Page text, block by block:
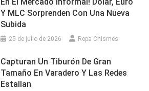
Y MLC Sorprenden Con Una Nueva
Subida
25 de julio de 2026 Repa Chismes
Capturan Un Tiburón De Gran
Tamaño En Varadero Y Las Redes
Estallan